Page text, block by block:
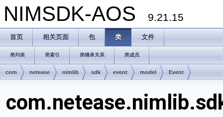
NIMSDK-AOS 9.21.15
首页 相关页面 包 类 文件
类列表 类索引 类继承关系 类成员
com netease nimlib sdk event model Event